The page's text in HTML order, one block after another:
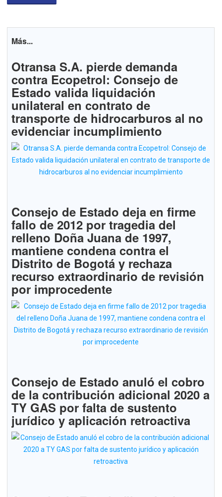
Más...
Otransa S.A. pierde demanda
contra Ecopetrol: Consejo de
Estado valida liquidación
unilateral en contrato de
transporte de hidrocarburos al no
evidenciar incumplimiento
Consejo de Estado deja en firme
fallo de 2012 por tragedia del
relleno Doña Juana de 1997,
mantiene condena contra el
Distrito de Bogotá y rechaza
recurso extraordinario de revisión
por improcedente
Consejo de Estado anuló el cobro
de la contribución adicional 2020 a
TY GAS por falta de sustento
jurídico y aplicación retroactiva